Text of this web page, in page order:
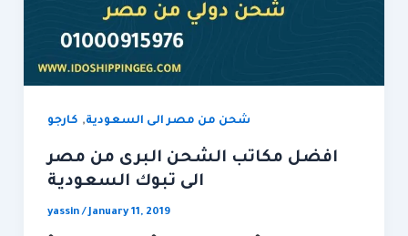
شحن من مصر الى السعودية, كارجو
افضل مكاتب الشحن البرى من مصر
الى تبوك السعودية
yassin/January 11, 2019